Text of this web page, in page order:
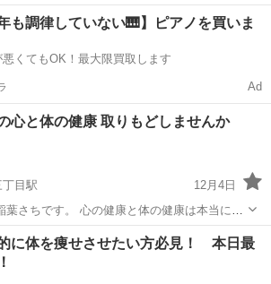
チェック！気になったらなんでも聞いてくだ
駅 その他 腹筋
も調律していない🎹】ピアノを買いま
くてもOK！最大限買取します
Ad
本当の心と体の健康 取りもどしませんか
丁目駅
12月4日
康と体の健康は本当に密
に考えていきましょう。 心の迷いやモ
三丁目駅 その他 コーチング
に体を痩せさせたい方必見！ 本日最